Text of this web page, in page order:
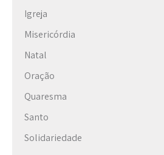
Igreja
Misericórdia
Natal
Oração
Quaresma
Santo
Solidariedade